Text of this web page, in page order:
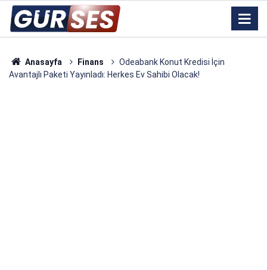
Anasayfa Finans
Odeabank Konut Kredisi İçin
Avantajlı Paketi Yayınladı: Herkes Ev Sahibi Olacak!